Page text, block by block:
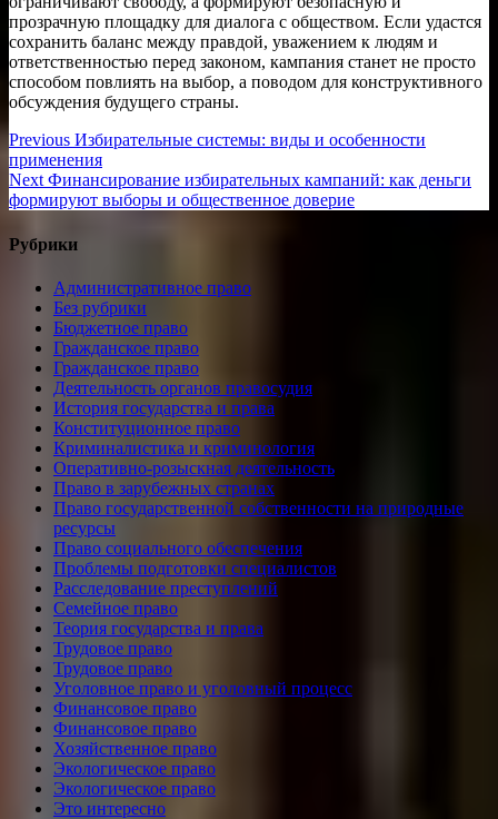
прозрачную площадку для диалога с обществом. Если удастся
сохранить баланс между правдой, уважением к людям и
ответственностью перед законом, кампания станет не просто
способом повлиять на выбор, а поводом для конструктивного
обсуждения будущего страны.
Навигация
по
записям
Previous Previous
post:
Избирательные системы: виды и особенности
применения
Next Next
post:
Финансирование избирательных кампаний: как деньги
формируют выборы и общественное доверие
Рубрики
Административное право
Без рубрики
Бюджетное право
Гражданское право
Гражданское право
Деятельность органов правосудия
История государства и права
Конституционное право
Криминалистика и криминология
Оперативно-розыскная деятельность
Право в зарубежных странах
Право государственной собственности на природные
ресурсы
Право социального обеспечения
Проблемы подготовки специалистов
Расследование преступлений
Семейное право
Теория государства и права
Трудовое право
Трудовое право
Уголовное право и уголовный процесс
Финансовое право
Финансовое право
Хозяйственное право
Экологическое право
Экологическое право
Это интересно